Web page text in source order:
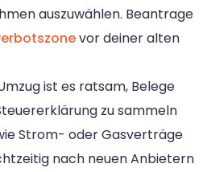
auszuwählen. Beantrage
vor deiner alten
ist es ratsam, Belege
zu sammeln
Strom- oder Gasverträge
nach neuen Anbietern